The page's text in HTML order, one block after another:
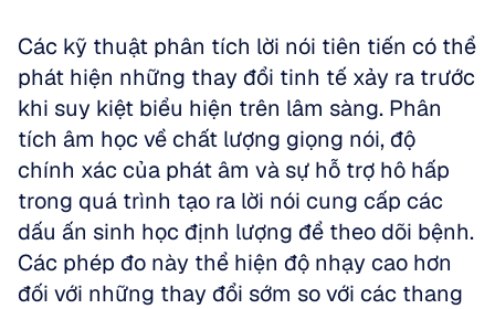
Các kỹ thuật phân tích lời nói tiên tiến có thể
phát hiện những thay đổi tinh tế xảy ra trước
khi suy kiệt biểu hiện trên lâm sàng. Phân
tích âm học về chất lượng giọng nói, độ
chính xác của phát âm và sự hỗ trợ hô hấp
trong quá trình tạo ra lời nói cung cấp các
dấu ấn sinh học định lượng để theo dõi bệnh.
Các phép đo này thể hiện độ nhạy cao hơn
đối với những thay đổi sớm so với các thang